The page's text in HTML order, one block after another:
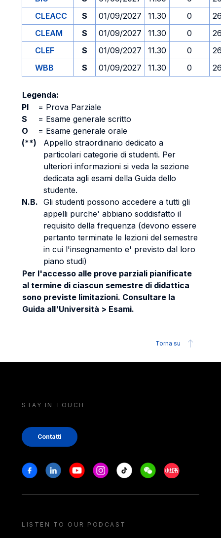
CLEACC
S 01/09/2027 11.30 0
CLEAM
S 01/09/2027 11.30 0
CLEF
S 01/09/2027 11.30 0
WBB
S 01/09/2027 11.30 0
Legenda:
PI
= Prova Parziale
S
= Esame generale scritto
O
= Esame generale orale
(**)
Appello straordinario dedicato a
particolari categorie di studenti. Per
ulteriori informazioni si veda la sezione
dedicata agli esami della Guida dello
studente.
N.B. Gli studenti possono accedere a tutti gli
appelli purche' abbiano soddisfatto il
requisito della frequenza (devono essere
pertanto terminate le lezioni del semestre
in cui l'insegnamento e' previsto dal loro
piano studi)
Per l'accesso alle prove parziali pianificate
al termine di ciascun semestre di didattica
sono previste limitazioni. Consultare la
Guida all'Università > Esami.
Torna su
STAY IN TOUCH
Contatti
Stay in touch
FacebookLinkedinYoutubeInstagram
Tiktok WeechatXiaohongshu/
LISTEN TO OUR PODCAST